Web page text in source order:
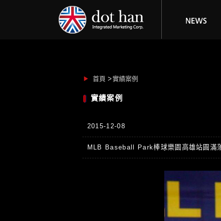
首頁 實績案例
實績案例
2015-12-08
MLB Baseball Park棒球樂園高雄站圓滿